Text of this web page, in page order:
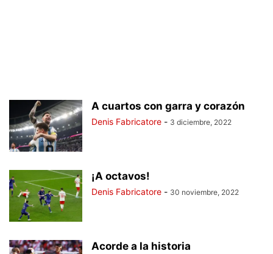
A cuartos con garra y corazón
Denis Fabricatore - 3 diciembre, 2022
¡A octavos!
Denis Fabricatore - 30 noviembre, 2022
Acorde a la historia